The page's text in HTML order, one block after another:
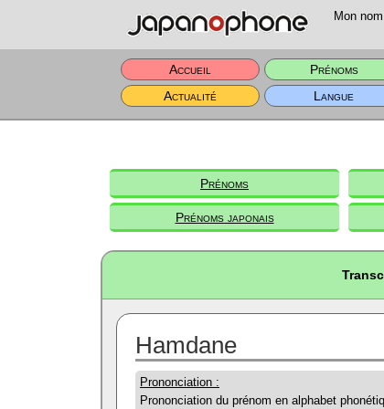
Mon
Accueil Prénoms
Actualité
Langue
Prénoms
Prénoms japonais
Hamdane
Prononciation :
Prononciation du prénom en alphabet